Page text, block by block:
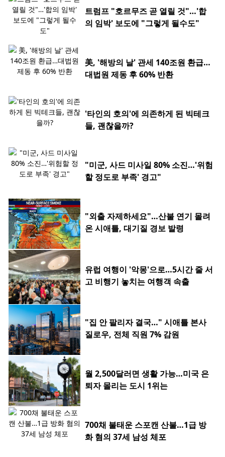
트럼프 "호르무즈 곧 열릴 것"…'합
의 임박' 보도에 "그렇게 될수도"
美, '해방의 날' 관세 140조원 환급…
대법원 제동 후 60% 반환
'타인의 호의'에 의존하게 된 빅테크
들, 괜찮을까?
"미군, 사드 미사일 80% 소진…'위험
할 정도로 부족' 경고"
"외출 자제하세요"…산불 연기 몰려
온 시애틀, 대기질 경보 발령
유럽 여행이 '악몽'으로…5시간 줄 서
고 비행기 놓치는 여행객 속출
"집 안 팔리자 결국…" 시애틀 본사
질로우, 전체 직원 7% 감원
월 2,500달러면 생활 가능…미국 은
퇴자 몰리는 도시 1위는
700채 불태운 스포캔 산불…1급 방
화 혐의 37세 남성 체포